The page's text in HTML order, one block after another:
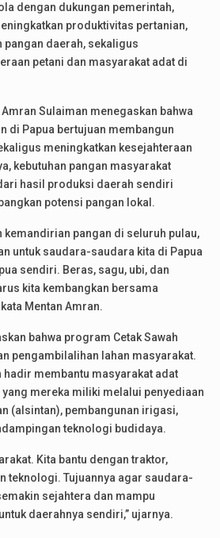
dengan dukungan pemerintah,
produktivitas pertanian,
pangan daerah, sekaligus
petani dan masyarakat adat di
Sulaiman menegaskan bahwa
di Papua bertujuan membangun
meningkatkan kesejahteraan
kebutuhan pangan masyarakat
hasil produksi daerah sendiri
potensi pangan lokal.
kemandirian pangan di seluruh pulau,
untuk saudara-saudara kita di Papua
sendiri. Beras, sagu, ubi, dan
kita kembangkan bersama
Mentan Amran.
bahwa program Cetak Sawah
pengambilalihan lahan masyarakat.
hadir membantu masyarakat adat
mereka miliki melalui penyediaan
(alsintan), pembangunan irigasi,
teknologi budidaya.
Kita bantu dengan traktor,
teknologi. Tujuannya agar saudara-
sejahtera dan mampu
daerahnya sendiri,” ujarnya.